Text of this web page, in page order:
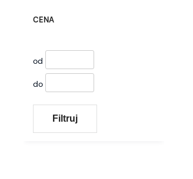
CENA
od
do
Filtruj